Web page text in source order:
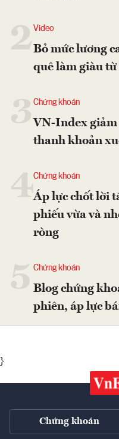
2Video
Bỏ mức lương
quê làm giàu
Chứng khoán
VN-Index giảm
thanh khoản
4Chứng khoán
Áp lực chốt lời
phiếu vừa và
ròng
Chứng khoán
Blog chứng
phiên, áp lực
}
Chứng khoán